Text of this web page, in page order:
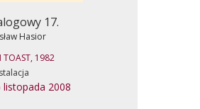
17.
Hasior
TOAST, 1982
listopada 2008